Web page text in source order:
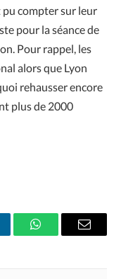
pu compter sur leur
pour la séance de
Pour rappel, les
alors que Lyon
rehausser encore
plus de 2000
WhatsAppEmail